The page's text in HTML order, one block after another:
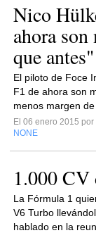
Nico
ahora
que antes"
El piloto de Foce
F1 de ahora son
menos margen
El 06 enero 2015 por
NONE
1.000 CV
La Fórmula 1
V6 Turbo
hablado en la